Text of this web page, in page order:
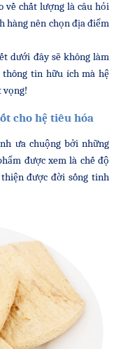
về chất lượng là câu hỏi
hàng nên chọn địa điểm
dưới đây sẽ không làm
tin hữu ích mà hệ
vọng!
cho hệ tiêu hóa
ưa chuộng bởi những
được xem là chế độ
được đời sống tinh